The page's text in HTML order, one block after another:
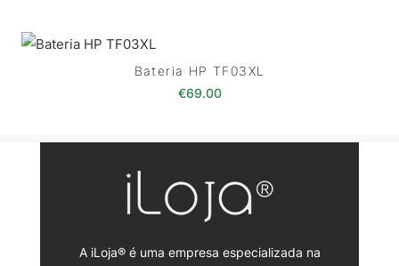
Bateria HP TF03XL
€69.00
A iLoja® é uma empresa especializada na